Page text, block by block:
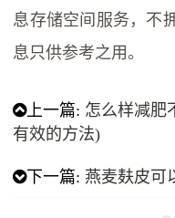
息存储空间服务，不
息只供参考之用。
上一篇: 怎么样减肥
有效的方法)
下一篇: 燕麦麸皮可